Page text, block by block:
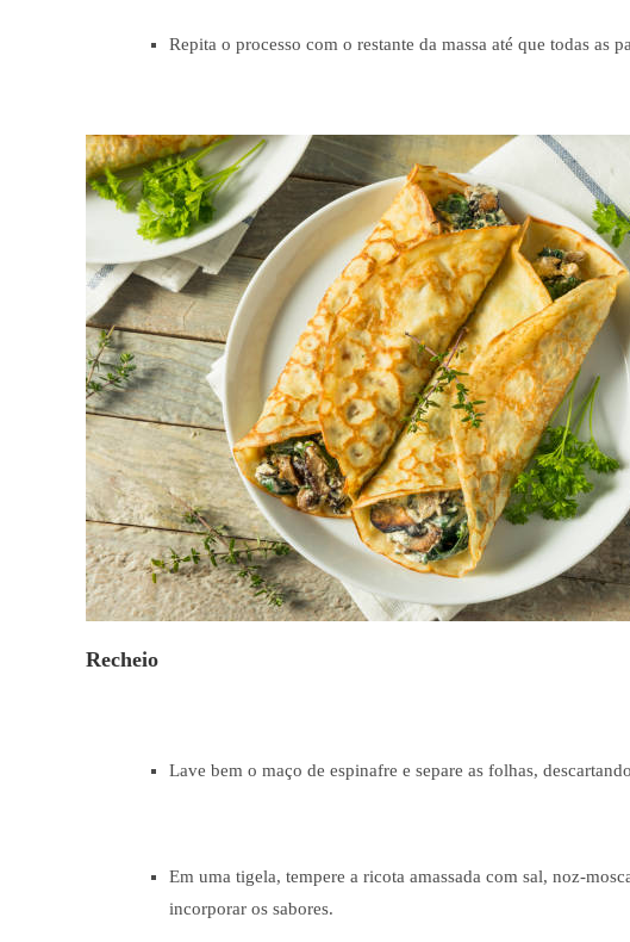
Repita o processo com o restante da massa até que todas as
Recheio
Lave bem o maço de espinafre e separe as folhas,
Em uma tigela, tempere a ricota amassada com sal, noz-
incorporar os sabores.